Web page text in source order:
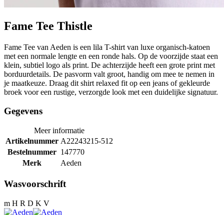
Fame Tee Thistle
Fame Tee van Aeden is een lila T-shirt van luxe organisch-katoen
met een normale lengte en een ronde hals. Op de voorzijde staat een
klein, subtiel logo als print. De achterzijde heeft een grote print met
borduurdetails. De pasvorm valt groot, handig om mee te nemen in
je maatkeuze. Draag dit shirt relaxed fit op een jeans of gekleurde
broek voor een rustige, verzorgde look met een duidelijke signatuur.
Gegevens
Meer informatie
Artikelnummer A22243215-512
Bestelnummer 147770
Merk
Aeden
Wasvoorschrift
m H R D K V